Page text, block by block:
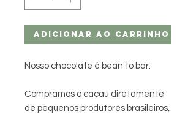
Adicionar ao carrinho
Nosso chocolate é bean to bar.
Compramos o cacau diretamente
de pequenos produtores brasileiros,